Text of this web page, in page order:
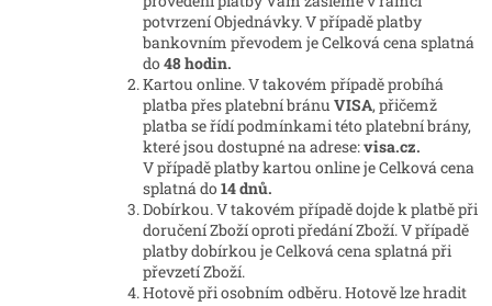
potvrzení Objednávky. V případě platby
bankovním převodem je Celková cena splatná
do48 hodin.
Kartou online. V takovém případě probíhá
platba přes platební bránu VISA, přičemž
platba se řídí podmínkami této platební brány,
které jsou dostupné na adrese:visa.cz.
V případě platby kartou online je Celková cena
splatná do14 dnů.
Dobírkou. V takovém případě dojde k platbě při
doručení Zboží oproti předání Zboží. V případě
platby dobírkou je Celková cena splatná při
převzetí Zboží.
Hotově při osobním odběru. Hotově lze hradit